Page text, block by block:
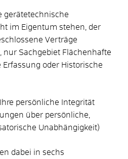
gerätetechnische
im Eigentum stehen, der
Verträge
nur Sachgebiet Flächenhafte
oder Historische
persönliche Integrität
über persönliche,
Unabhängigkeit)
dabei in sechs